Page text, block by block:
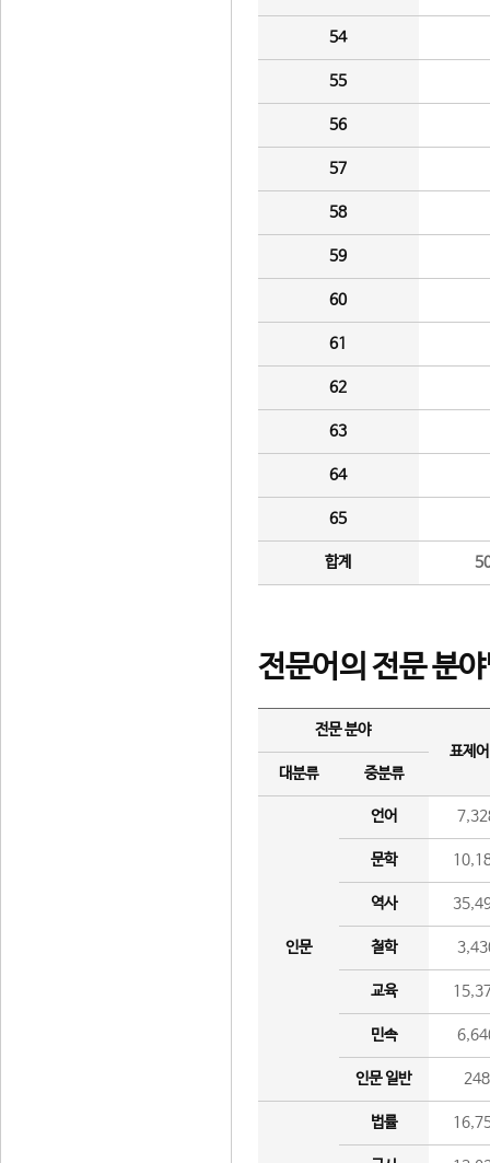
54
55
56
57
58
59
60
61
62
63
64
65
합계
전문어의 전문 분
전문 분야
표제
대분류
중분류
인문
언어
문학
역사
철학
교육
민속
인문 일반 248
법률